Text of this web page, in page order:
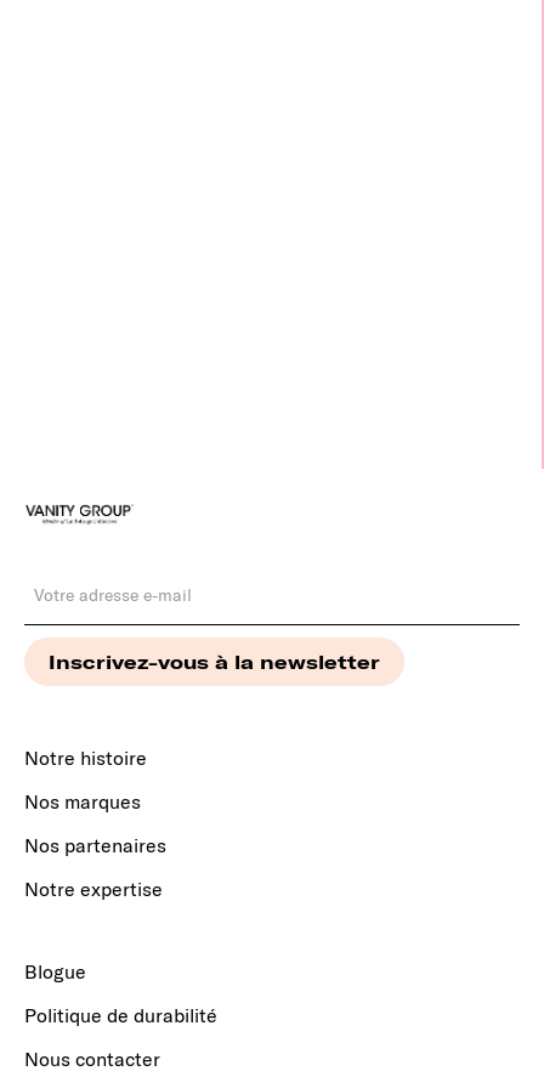
Notre histoire
Nos marques
Nos partenaires
Notre expertise
Blogue
Politique de durabilité
Nous contacter